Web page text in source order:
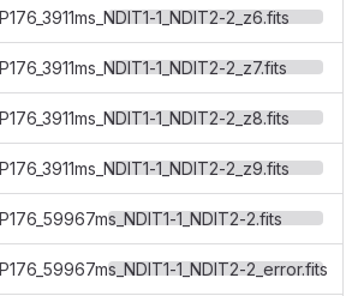
1_NDIT2-2_z6.fits
1_NDIT2-2_z7.fits
1_NDIT2-2_z8.fits
1_NDIT2-2_z9.fits
1_NDIT2-2.fits
1_NDIT2-2_error.fits